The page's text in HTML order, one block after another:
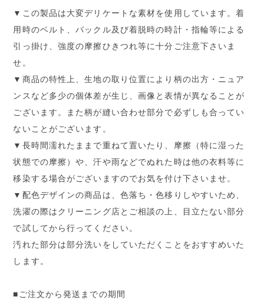
▼この製品は大変デリケートな素材を使用しています。着
用時のベルト、バックル及び着脱時の時計・指輪等による
引っ掛け、強度の摩擦ひきつれ等に十分ご注意下さいま
せ。
▼商品の特性上、生地の取り位置により柄の出方・ニュア
ンスなど多少の個体差が生じ、画像と表情が異なることが
ございます。また柄が縫い合わせ部分で必ずしも合ってい
ないことがございます。
▼長時間濡れたままで重ねて置いたり、摩擦（特に湿った
状態での摩擦）や、汗や雨などでぬれた時は他の衣料等に
移染する場合がございますのでお気を付け下さいませ。
▼配色デザインの商品は、色落ち・色移りしやすいため、
洗濯の際はクリーニング店とご相談の上、目立たない部分
で試してから行ってください。
汚れた部分は部分洗いをしていただくことをおすすめいた
します。
■ご注文から発送までの期間